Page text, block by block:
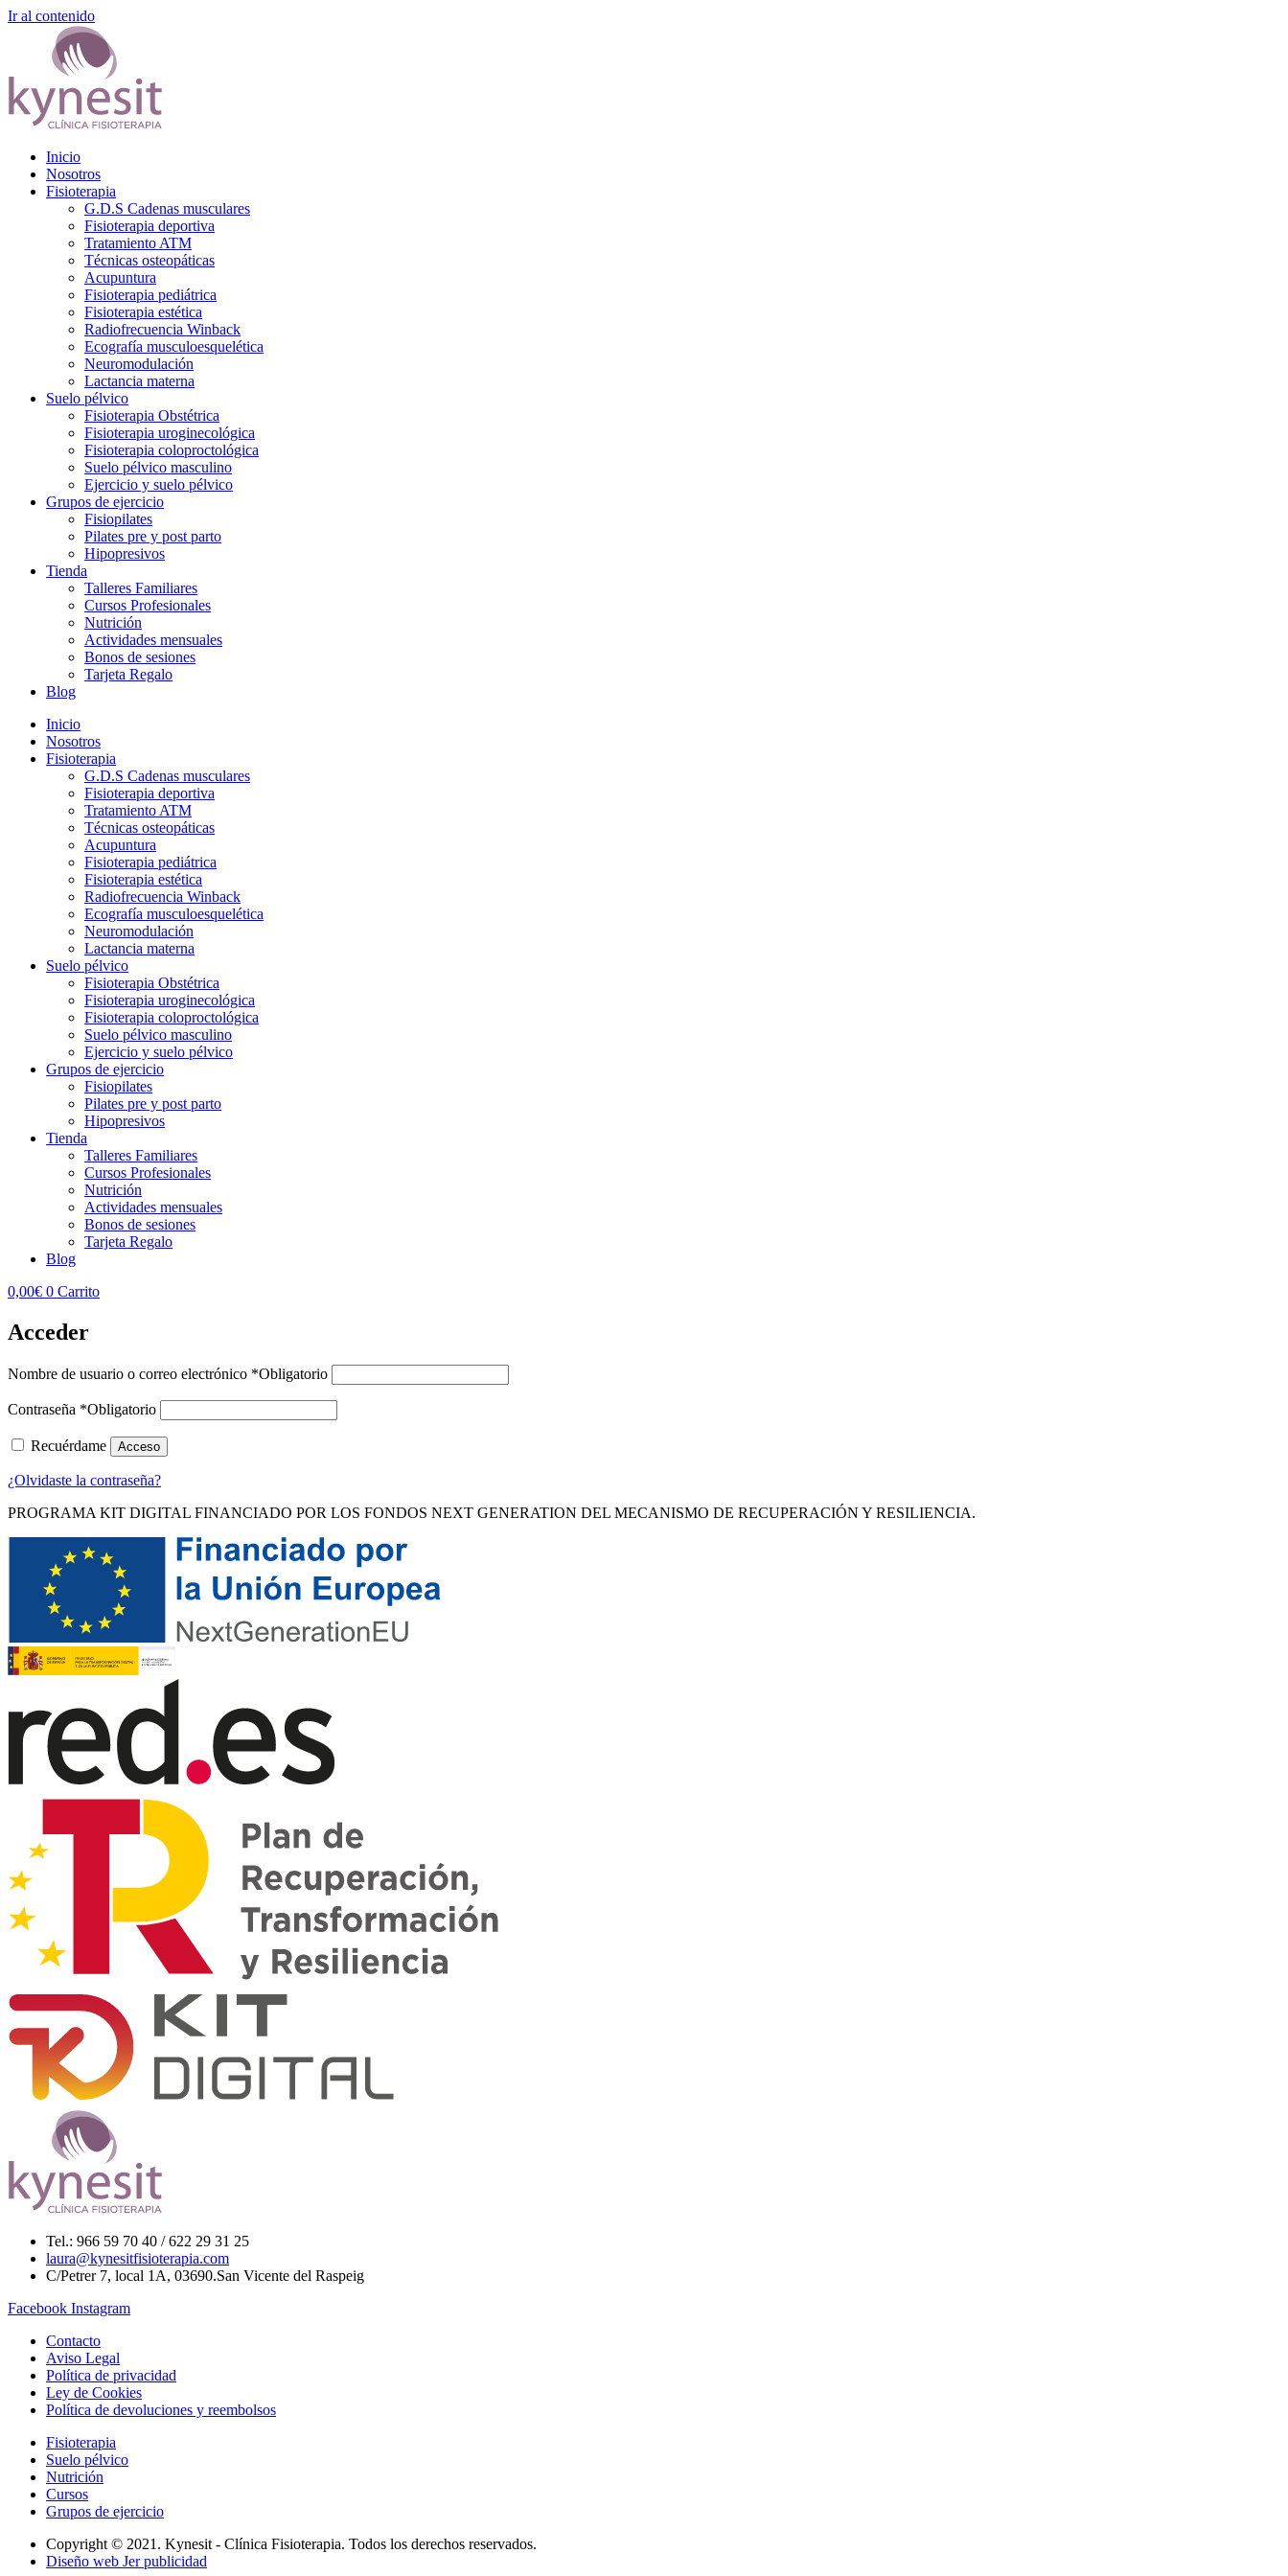
Ir al contenido
Inicio
Nosotros
Fisioterapia
G.D.S Cadenas musculares
Fisioterapia deportiva
Tratamiento ATM
Técnicas osteopáticas
Acupuntura
Fisioterapia pediátrica
Fisioterapia estética
Radiofrecuencia Winback
Ecografía musculoesquelética
Neuromodulación
Lactancia materna
Suelo pélvico
Fisioterapia Obstétrica
Fisioterapia uroginecológica
Fisioterapia coloproctológica
Suelo pélvico masculino
Ejercicio y suelo pélvico
Grupos de ejercicio
Fisiopilates
Pilates pre y post parto
Hipopresivos
Tienda
Talleres Familiares
Cursos Profesionales
Nutrición
Actividades mensuales
Bonos de sesiones
Tarjeta Regalo
Blog
Inicio
Nosotros
Fisioterapia
G.D.S Cadenas musculares
Fisioterapia deportiva
Tratamiento ATM
Técnicas osteopáticas
Acupuntura
Fisioterapia pediátrica
Fisioterapia estética
Radiofrecuencia Winback
Ecografía musculoesquelética
Neuromodulación
Lactancia materna
Suelo pélvico
Fisioterapia Obstétrica
Fisioterapia uroginecológica
Fisioterapia coloproctológica
Suelo pélvico masculino
Ejercicio y suelo pélvico
Grupos de ejercicio
Fisiopilates
Pilates pre y post parto
Hipopresivos
Tienda
Talleres Familiares
Cursos Profesionales
Nutrición
Actividades mensuales
Bonos de sesiones
Tarjeta Regalo
Blog
0,00€ 0 Carrito
Acceder
Nombre de usuario o correo electrónico *Obligatorio
Contraseña *Obligatorio
Recuérdame Acceso
¿Olvidaste la contraseña?
PROGRAMA KIT DIGITAL FINANCIADO POR LOS FONDOS NEXT GENERATION DEL MECANISMO DE RECUPERACIÓN Y RESILIENCIA.
Tel.: 966 59 70 40 / 622 29 31 25
laura@kynesitfisioterapia.com
C/Petrer 7, local 1A, 03690.San Vicente del Raspeig
Facebook Instagram
Contacto
Aviso Legal
Política de privacidad
Ley de Cookies
Política de devoluciones y reembolsos
Fisioterapia
Suelo pélvico
Nutrición
Cursos
Grupos de ejercicio
Copyright © 2021. Kynesit - Clínica Fisioterapia. Todos los derechos reservados.
Diseño web Jer publicidad